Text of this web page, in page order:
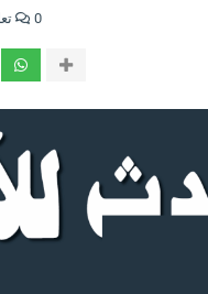
0 تعليقات